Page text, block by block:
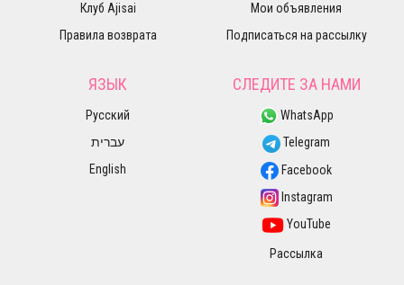
Клуб Ajisai
Правила возврата
Мои объявления
Подписаться на рассылку
ЯЗЫК
Русский
עברית
English
СЛЕДИТЕ ЗА НАМИ
WhatsApp
Telegram
Facebook
Instagram
YouTube
Рассылка